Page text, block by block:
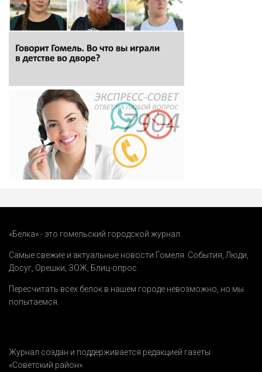
«Белка» - это гомельский городской журнал.
Самые свежие и актуальные новости Гомеля. События Люди
Досуг Орешки ЗОЖ Блиц-опрос
Пересчитать всех белок в нашем городе невозможно, но мы
попытаемся.
Журнал создан и поддерживается редакцией газеты
«Советский район».